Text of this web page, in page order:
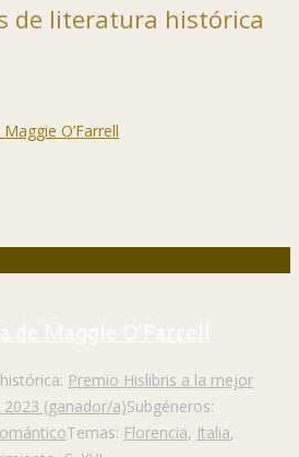
de literatura histórica
de Maggie O’Farrell
Premio Hislibris a la mejor
(ganador/a)Subgéneros:
Temas: Florencia, Italia,